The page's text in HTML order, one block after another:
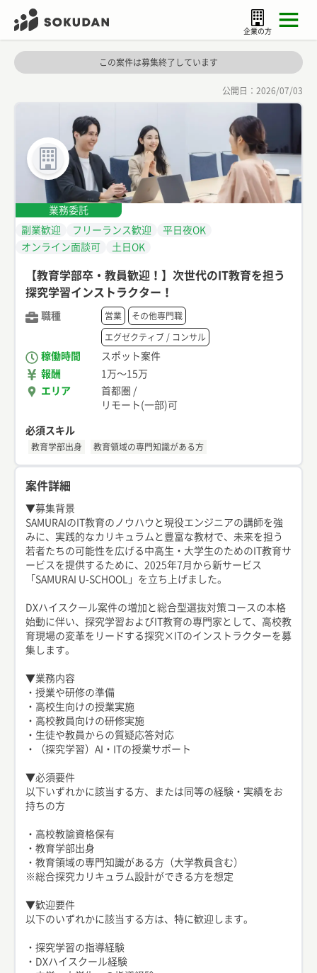
企業の方
この案件は募集終了しています
公開日： 2026/07/03
業務委託
副業歓迎
フリーランス歓迎
平日夜OK
オンライン面談可
土日OK
【教育学部卒・教員歓迎！】次世代のIT教育を担う
探究学習インストラクター！
職種 営業 その他専門職
エグゼクティブ / コンサル
稼働時間
スポット案件
報酬
1万〜15万
エリア
首都圏 /
リモート(一部)可
必須スキル
教育学部出身 教育領域の専門知識がある方
案件詳細
▼募集背景
SAMURAIのIT教育のノウハウと現役エンジニアの講師を強
みに、実践的なカリキュラムと豊富な教材で、未来を担う
若者たちの可能性を広げる中高生・大学生のためのIT教育サ
ービスを提供するために、2025年7月から新サービス
「SAMURAI U-SCHOOL」を立ち上げました。
DXハイスクール案件の増加と総合型選抜対策コースの本格
始動に伴い、探究学習およびIT教育の専門家として、高校教
育現場の変革をリードする探究×ITのインストラクターを募
集します。
▼業務内容
・授業や研修の準備
・高校生向けの授業実施
・高校教員向けの研修実施
・生徒や教員からの質疑応答対応
・（探究学習）AI・ITの授業サポート
▼必須要件
以下いずれかに該当する方、または同等の経験・実績をお
持ちの方
・高校教諭資格保有
・教育学部出身
・教育領域の専門知識がある方（大学教員含む）
※総合探究カリキュラム設計ができる方を想定
▼歓迎要件
以下のいずれかに該当する方は、特に歓迎します。
・探究学習の指導経験
・DXハイスクール経験